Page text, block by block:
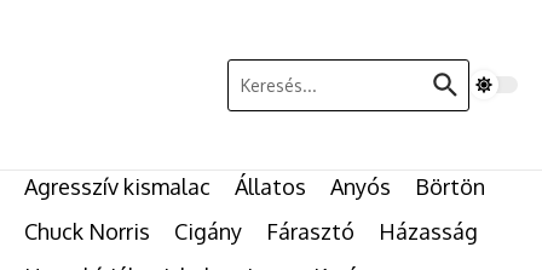
Keresés:
Agresszív kismalac Állatos Anyós
Börtön
Chuck Norris
Cigány Fárasztó
Házasság